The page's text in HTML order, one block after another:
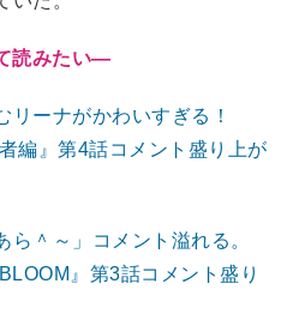
読みたい―
リーナがかわいすぎる！
編』第4話コメント盛り上が
ら＾～」コメント溢れる。
』第3話コメント盛り